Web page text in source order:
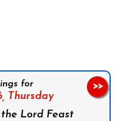
for
Thursday
Lord Feast
>>